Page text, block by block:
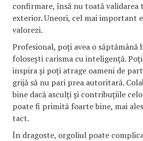
confirmare, însă nu toată validarea
exterior. Uneori, cel mai important
valorezi.
Profesional, poți avea o săptămână
folosești carisma cu inteligență.
inspira și poți atrage oameni de
grijă să nu pari prea autoritară.
bine dacă asculți și contribuțiile
poate fi primită foarte bine, mai
tact.
În dragoste, orgoliul poate